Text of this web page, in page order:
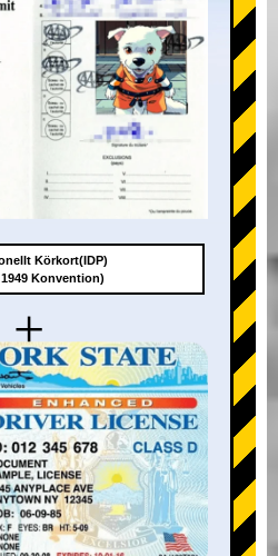
+
Körkort(IDP)
Konvention)